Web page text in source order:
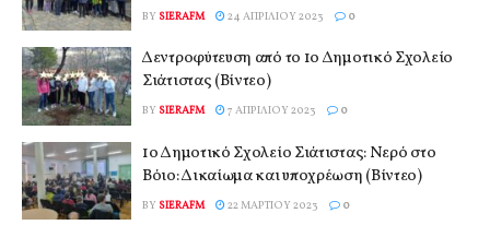
BY SIERAFM 24 ΑΠΡΙΛΊΟΥ 2023 0
Δεντροφύτευση από το 1ο Δημοτικό Σχολείο
Σιάτιστας (Βίντεο)
BY SIERAFM 7 ΑΠΡΙΛΊΟΥ 2023 0
1ο Δημοτικό Σχολείο Σιάτιστας: Νερό στο
Βόιο: Δικαίωμα και υποχρέωση (Βίντεο)
BY SIERAFM 22 ΜΑΡΤΊΟΥ 2023 0